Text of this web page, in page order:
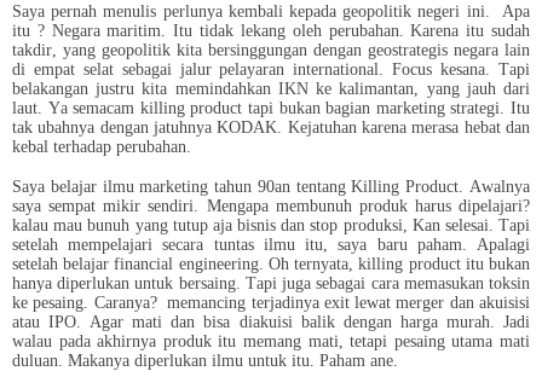
Saya pernah menulis perlunya kembali kepada geopolitik negeri ini. Apa
itu ? Negara maritim. Itu tidak lekang oleh perubahan. Karena itu sudah
takdir, yang geopolitik kita bersinggungan dengan geostrategis negara lain
di empat selat sebagai jalur pelayaran international. Focus kesana. Tapi
belakangan justru kita memindahkan IKN ke kalimantan, yang jauh dari
laut. Ya semacam killing product tapi bukan bagian marketing strategi. Itu
tak ubahnya dengan jatuhnya KODAK. Kejatuhan karena merasa hebat dan
kebal terhadap perubahan.
Saya belajar ilmu marketing tahun 90an tentang Killing Product. Awalnya
saya sempat mikir sendiri. Mengapa membunuh produk harus dipelajari?
kalau mau bunuh yang tutup aja bisnis dan stop produksi, Kan selesai. Tapi
setelah mempelajari secara tuntas ilmu itu, saya baru paham. Apalagi
setelah belajar financial engineering. Oh ternyata, killing product itu bukan
hanya diperlukan untuk bersaing. Tapi juga sebagai cara memasukan toksin
ke pesaing. Caranya? memancing terjadinya exit lewat merger dan akuisisi
atau IPO. Agar mati dan bisa diakuisi balik dengan harga murah. Jadi
walau pada akhirnya produk itu memang mati, tetapi pesaing utama mati
duluan. Makanya diperlukan ilmu untuk itu. Paham ane.